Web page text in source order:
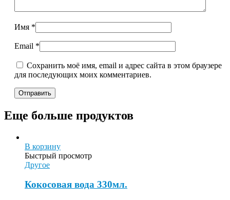
Имя *
Email *
Сохранить моё имя, email и адрес сайта в этом браузере
для последующих моих комментариев.
Еще больше продуктов
В корзину
Быстрый просмотр
Другое
Кокосовая вода 330мл.